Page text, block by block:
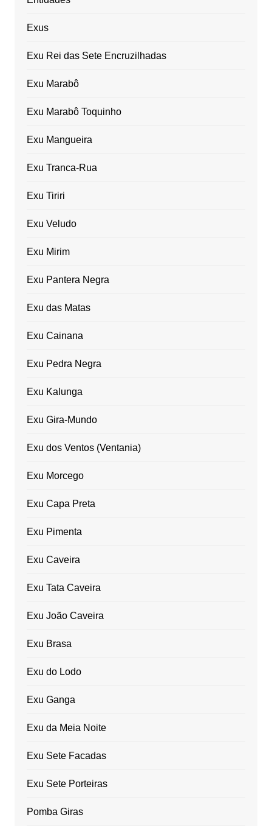
Exus
Exu Rei das Sete Encruzilhadas
Exu Marabô
Exu Marabô Toquinho
Exu Mangueira
Exu Tranca-Rua
Exu Tiriri
Exu Veludo
Exu Mirim
Exu Pantera Negra
Exu das Matas
Exu Cainana
Exu Pedra Negra
Exu Kalunga
Exu Gira-Mundo
Exu dos Ventos (Ventania)
Exu Morcego
Exu Capa Preta
Exu Pimenta
Exu Caveira
Exu Tata Caveira
Exu João Caveira
Exu Brasa
Exu do Lodo
Exu Ganga
Exu da Meia Noite
Exu Sete Facadas
Exu Sete Porteiras
Pomba Giras